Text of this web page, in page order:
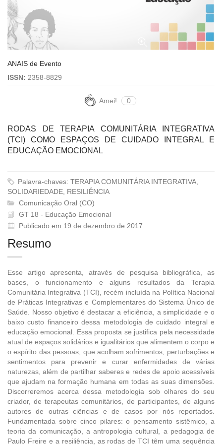
ANAIS de Evento
ISSN: 2358-8829
Amei! 0
RODAS DE TERAPIA COMUNITÁRIA INTEGRATIVA
(TCI) COMO ESPAÇOS DE CUIDADO INTEGRAL E
EDUCAÇÃO EMOCIONAL
Palavra-chaves: TERAPIA COMUNITÁRIA INTEGRATIVA,
SOLIDARIEDADE, RESILIÊNCIA
Comunicação Oral (CO)
GT 18 - Educação Emocional
Publicado em 19 de dezembro de 2017
Resumo
Esse artigo apresenta, através de pesquisa bibliográfica, as
bases, o funcionamento e alguns resultados da Terapia
Comunitária Integrativa (TCI), recém incluída na Política Nacional
de Práticas Integrativas e Complementares do Sistema Único de
Saúde. Nosso objetivo é destacar a eficiência, a simplicidade e o
baixo custo financeiro dessa metodologia de cuidado integral e
educação emocional. Essa proposta se justifica pela necessidade
atual de espaços solidários e igualitários que alimentem o corpo e
o espírito das pessoas, que acolham sofrimentos, perturbações e
sentimentos para prevenir e curar enfermidades de várias
naturezas, além de partilhar saberes e redes de apoio acessíveis
que ajudam na formação humana em todas as suas dimensões.
Discorreremos acerca dessa metodologia sob olhares do seu
criador, de terapeutas comunitários, de participantes, de alguns
autores de outras ciências e de casos por nós reportados.
Fundamentada sobre cinco pilares: o pensamento sistêmico, a
teoria da comunicação, a antropologia cultural, a pedagogia de
Paulo Freire e a resiliência, as rodas de TCI têm uma sequência